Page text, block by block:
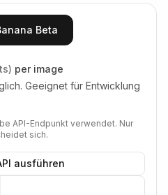
Beta
per image
Geeignet für Entwicklung
API-Endpunkt verwendet. Nur
sich.
ausführen